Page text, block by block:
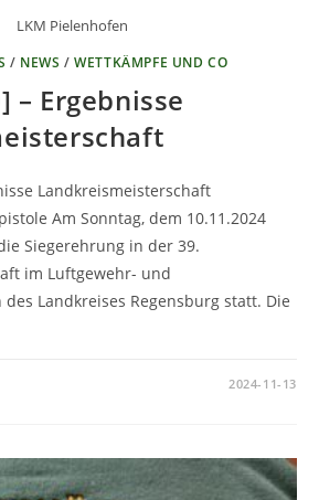
LKM Pielenhofen
/ NEWS /WETTKÄMPFE UND CO
– Ergebnisse
Landkreismeisterschaft
Am Sonntag, dem 10.11.2024
Siegerehrung in der 39.
im Luftgewehr- und
Landkreises Regensburg statt. Die
2024-11-13